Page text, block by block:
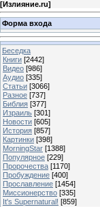
[Излияние.ru]
Форма входа
Беседка
Книги [2442]
Видео [986]
Аудио [335]
Статьи [3066]
Разное [737]
Библия [377]
Израиль [301]
Новости [605]
История [857]
Картинки [398]
MorningStar [1388]
Популярное [229]
Пророчества [1170]
Пробуждение [400]
Прославление [1454]
Миссионерство [335]
It's Supernatural! [859]